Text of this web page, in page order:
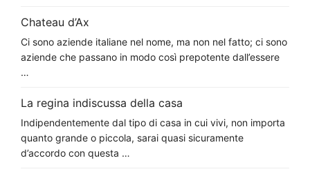
Chateau d’Ax
Ci sono aziende italiane nel nome, ma non nel fatto; ci sono
aziende che passano in modo così prepotente dall’essere
…
La regina indiscussa della casa
Indipendentemente dal tipo di casa in cui vivi, non importa
quanto grande o piccola, sarai quasi sicuramente
d’accordo con questa …